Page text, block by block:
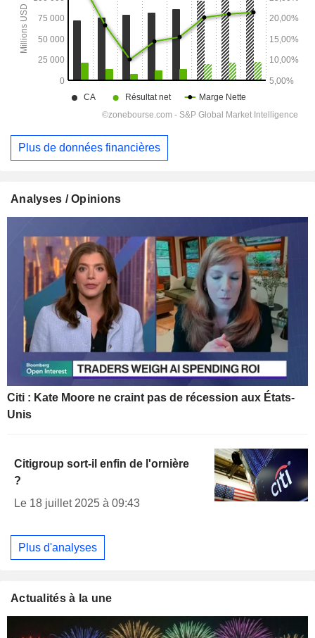
Plus de données financières
Analyses / Opinions
Citi : Kate Moore ne craint pas de récession aux États-
Unis
Citigroup sort-il enfin de l'ornière
?
Le 18 juillet 2025 à 09:43
Plus d'analyses
Actualités à la une